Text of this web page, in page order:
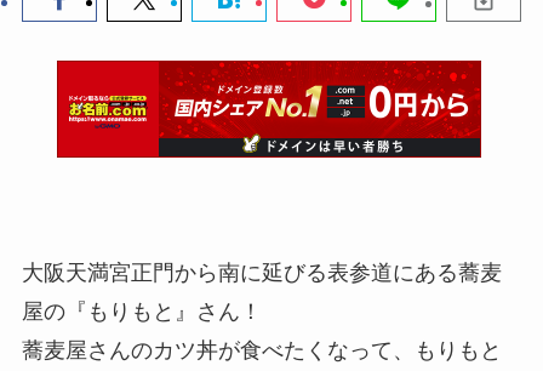
大阪天満宮正門から南に延びる表参道にある蕎麦
屋の『もりもと』さん！
蕎麦屋さんのカツ丼が食べたくなって、もりもと